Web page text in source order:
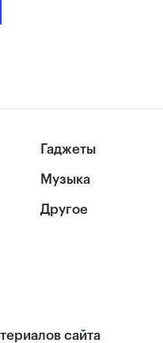
Гаджеты
Музыка
Другое
сайта